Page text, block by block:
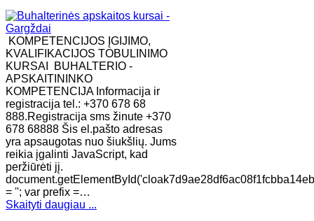
KOMPETENCIJOS ĮGIJIMO,
KVALIFIKACIJOS TOBULINIMO
KURSAI BUHALTERIO -
APSKAITININKO
KOMPETENCIJA Informacija ir
registracija tel.: +370 678 68
888.Registracija sms žinute +370
678 68888 Šis el.pašto adresas
yra apsaugotas nuo šiukšlių. Jums
reikia įgalinti JavaScript, kad
peržiūrėti jį.
= ''; var prefix =…
Skaityti daugiau ...